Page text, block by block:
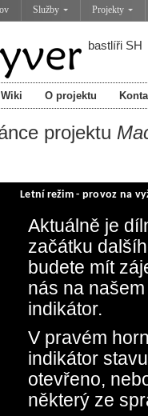
Služby Projekty
bastlíři SH
Wiki O projektu
projektu
Letní režim - provoz na
Aktuálně je
začátku
budete mít
nás na
indikátor.
V pravém
indikátor
otevřeno,
některý ze